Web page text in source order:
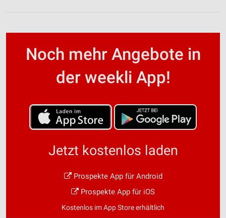
Noch mehr Angebote in
der weekli App!
Jetzt kostenlos laden
Prospekte App für Android
Prospekte App für iOS
Kostenlos im App Store erhältlich